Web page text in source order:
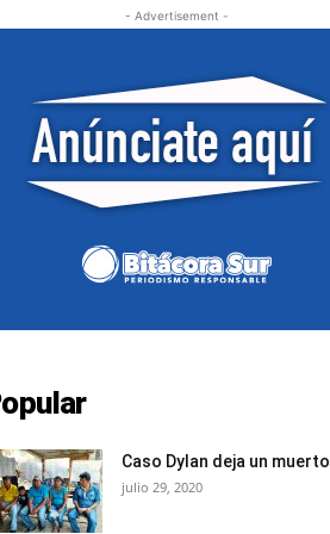
- Advertisement -
Caso Dylan deja un muerto
julio 29, 2020